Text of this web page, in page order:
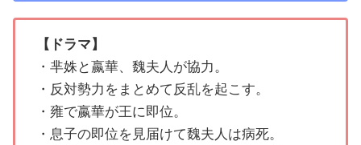
【ドラマ】
・芈姝と嬴華、魏夫人が協力。
・反対勢力をまとめて反乱を起こす。
・雍で嬴華が王に即位。
・息子の即位を見届けて魏夫人は病死。